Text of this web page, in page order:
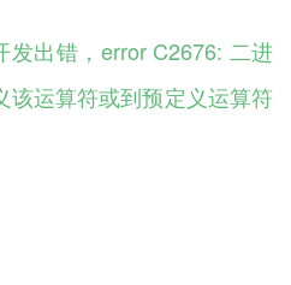
发出错，error C2676: 二进
该运算符或到预定义运算符